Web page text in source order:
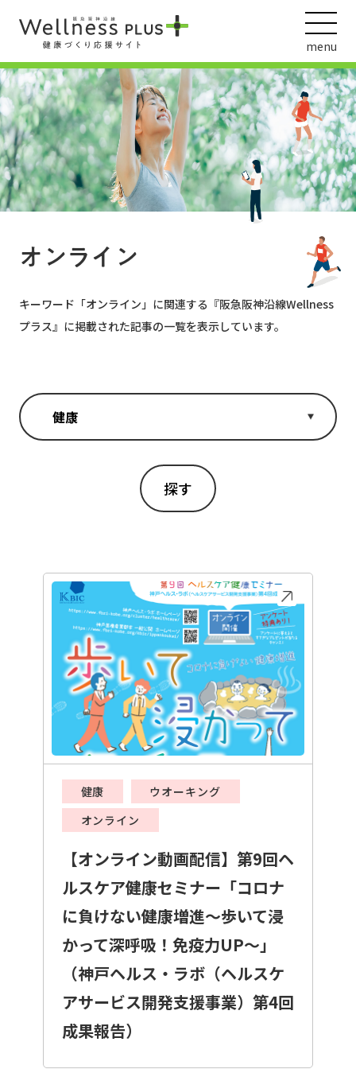
menu
オンライン
キーワード「オンライン」に関連する『阪急阪神沿線Wellness
プラス』に掲載された記事の一覧を表示しています。
健康
ウオーキング
オンライン
【オンライン動画配信】第9回ヘ
ルスケア健康セミナー「コロナ
に負けない健康増進～歩いて浸
かって深呼吸！免疫力UP～」
（神戸ヘルス・ラボ（ヘルスケ
アサービス開発支援事業）第4回
成果報告）
ウェルネス動画
ヘルスケアの取組